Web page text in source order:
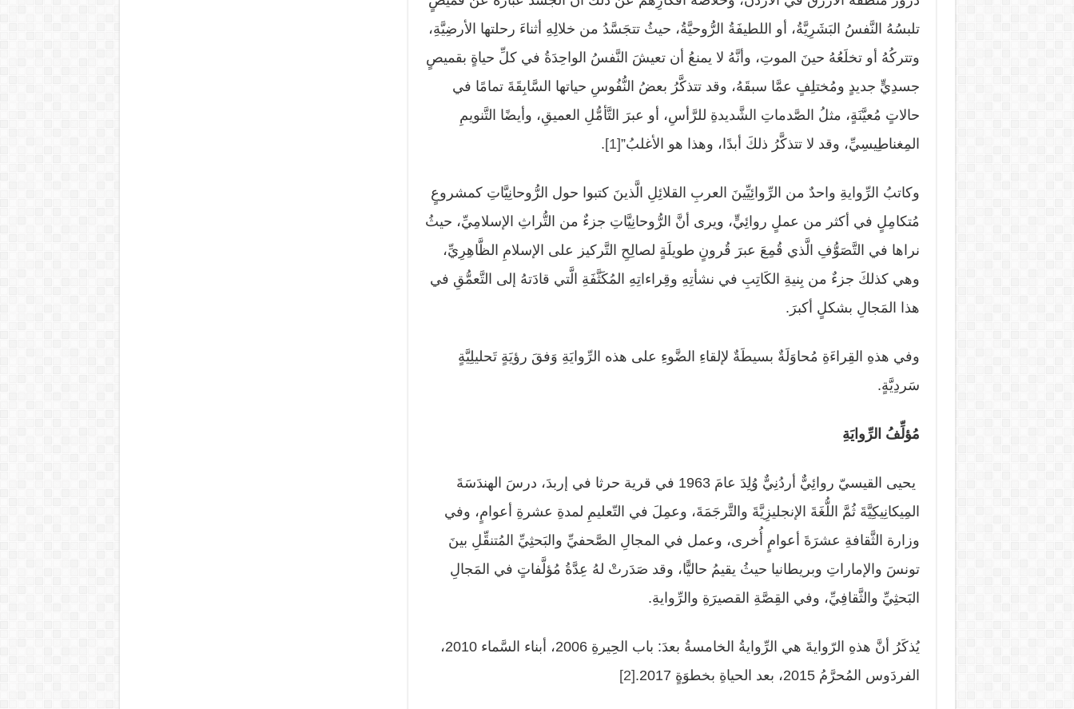
تلبسُهُ النَّفسُ البَشَرِيَّةُ، أو اللطيفَةُ الرُّوحيَّةُ، حيثُ تتجَسَّدُ من خلالِهِ أثناءَ رحلتها الأرضِيَّةِ،
وتتركُهُ أو تخلَعُهُ حينَ الموتِ، وأنَّهُ لا يمنعُ أن تعيشَ النَّفسُ الواحِدَةُ في كلِّ حياةٍ بقميصٍ
جسدِيٍّ جديدٍ ومُختلِفٍ عمَّا سبقَهُ، وقد تتذكَّرُ بعضُ النُّفُوسِ حياتها السَّابِقَةَ تمامًا في
حالاتٍ مُعيَّنَةٍ، مثلُ الصَّدماتِ الشَّديدةِ للرَّأسِ، أو عبرَ التَّأمُّلِ العميقِ، وأيضًا التَّنويمِ
المِغناطِيسِيِّ، وقد لا تتذكَّرُ ذلكَ أبدًا، وهذا هو الأغلبُ”[1]
.
وكاتبُ الرِّوايةِ واحدٌ من الرِّوائِيِّينَ العربِ القلائِلِ الَّذينَ كتبوا حول الرُّوحانِيَّاتِ كمشروعٍ
مُتكامِلٍ في أكثر من عملٍ روائِيٍّ، ويرى أنَّ الرُّوحانِيَّاتِ جزءٌ من التُّراثِ الإسلامِيِّ، حيثُ
نراها في التَّصَوُّفِ الَّذي قُمِعَ عبرَ قُرونٍ طويلَةٍ لصالِحِ التَّركيز على الإسلامِ الظَّاهِرِيِّ،
وهي كذلكَ جزءٌ من بِنيةِ الكَاتِبِ في نشأتِهِ وقِراءاتِهِ المُكَثَّفَةِ الَّتي قادَتهُ إلى التَّعمُّقِ في
هذا المَجالِ بشكلٍ أكبرَ.
وفي هذهِ القِراءَةِ مُحاوَلَةٌ بسيطَةٌ لإلقاءِ الضَّوءِ على هذه الرِّوايَةِ وَفقَ رؤيَةٍ تَحليلِيَّةٍ
سَردِيَّةٍ.
مُؤلِّفُ الرِّوايَةِ
يحيى القيسيّ روائِيٌّ أردُنِيٌّ وُلِدَ عامَ 1963 في قرية حرثا في إربدَ، درسَ الهندَسَةَ
المِيكانِيكِيَّةَ ثُمَّ اللُّغَةَ الإنجليزِيَّةَ والتَّرجَمَةَ، وعمِلَ في التّعليمِ لمدةِ عشرةِ أعوامٍ، وفي
وزارة الثَّقافةِ عشرَةَ أعوامٍ أُخرى، وعمل في المجالِ الصَّحفيِّ والبَحثِيِّ المُتنقِّلِ بينَ
تونسَ والإماراتِ وبريطانيا حيثُ يقيمُ حاليًّا، وقد صَدَرتْ لهُ عِدَّةُ مُؤلَّفاتٍ في المَجالِ
البَحثِيِّ والثَّقافِيِّ، وفي القِصَّةِ القصيرَةِ والرِّوايةِ.
يُذكَرُ أنَّ هذهِ الرّوايةَ هي الرِّوايةُ الخامسةُ بعدَ: باب الحِيرةِ 2006، أبناء السَّماء 2010،
الفردَوس المُحرَّمُ 2015، بعد الحياةِ بخطوَةٍ 2017.
[2]